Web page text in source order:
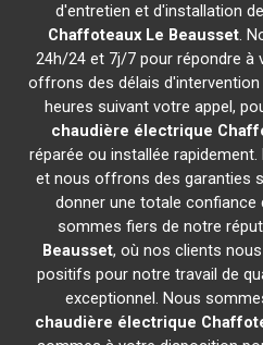
d'entretien et d'installation de
Chaffoteaux Le Beausset.
24h/24 et 7j/7 pour répondre à
offrons des délais
heures suivant votre appel,
chaudière électrique
réparée ou installée
et nous offrons des garanties
donner une totale confiance
sommes fiers de notre
Beausset, où nos clients
positifs pour notre travail de
exceptionnel. Nous
chaudière électrique